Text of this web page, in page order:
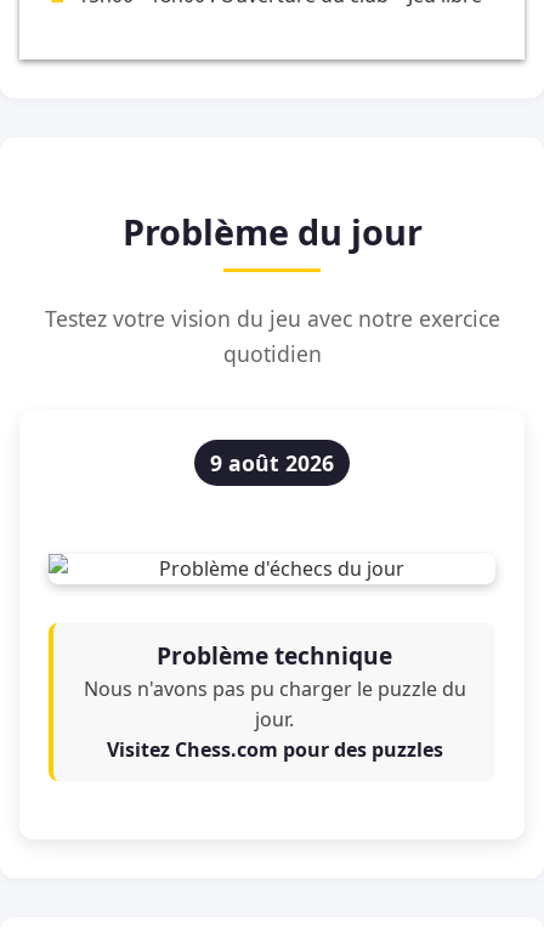
Problème du jour
Testez votre vision du jeu avec notre exercice
quotidien
9 août 2026
Problème technique
Nous n'avons pas pu charger le puzzle du
jour.
Visitez Chess.com pour des puzzles